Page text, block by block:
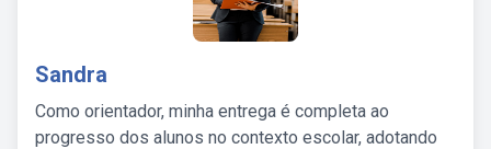
Sandra
Como orientador, minha entrega é completa ao
progresso dos alunos no contexto escolar, adotando